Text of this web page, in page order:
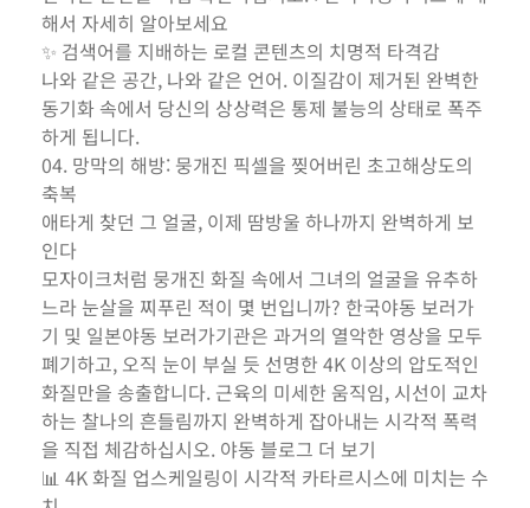
해서 자세히 알아보세요
✨ 검색어를 지배하는 로컬 콘텐츠의 치명적 타격감
나와 같은 공간, 나와 같은 언어. 이질감이 제거된 완벽한
동기화 속에서 당신의 상상력은 통제 불능의 상태로 폭주
하게 됩니다.
04. 망막의 해방: 뭉개진 픽셀을 찢어버린 초고해상도의
축복
애타게 찾던 그 얼굴, 이제 땀방울 하나까지 완벽하게 보
인다
모자이크처럼 뭉개진 화질 속에서 그녀의 얼굴을 유추하
느라 눈살을 찌푸린 적이 몇 번입니까? 한국야동 보러가
기 및 일본야동 보러가기관은 과거의 열악한 영상을 모두
폐기하고, 오직 눈이 부실 듯 선명한 4K 이상의 압도적인
화질만을 송출합니다. 근육의 미세한 움직임, 시선이 교차
하는 찰나의 흔들림까지 완벽하게 잡아내는 시각적 폭력
을 직접 체감하십시오. 야동 블로그 더 보기
📊 4K 화질 업스케일링이 시각적 카타르시스에 미치는 수